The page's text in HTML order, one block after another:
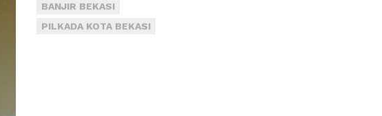
BANJIR BEKASI
PILKADA KOTA BEKASI